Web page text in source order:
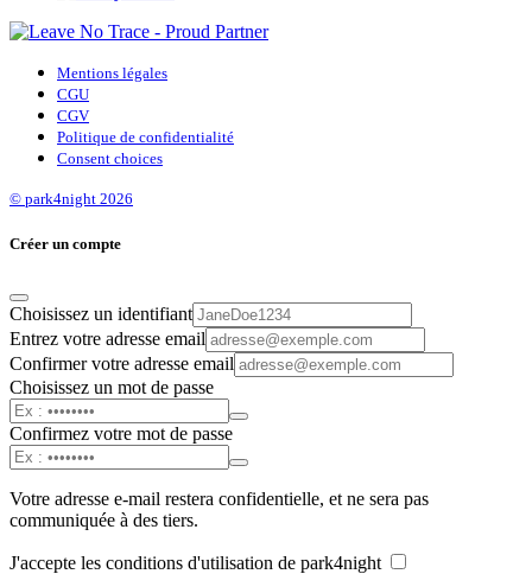
Mentions légales
CGU
CGV
Politique de confidentialité
Consent choices
© park4night 2026
Créer un compte
Choisissez un identifiant
Entrez votre adresse email
Confirmer votre adresse email
Choisissez un mot de passe
Confirmez votre mot de passe
Votre adresse e-mail restera confidentielle, et ne sera pas
communiquée à des tiers.
J'accepte les conditions d'utilisation de park4night